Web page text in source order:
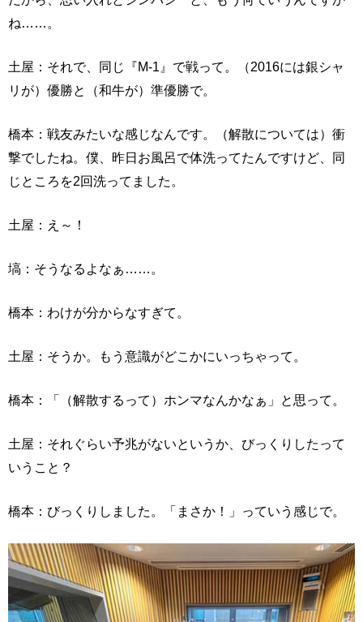
ね……。
土屋：それで、同じ『M-1』で戦って。（2016には銀シャ
リが）優勝と（和牛が）準優勝で。
橋本：戦友みたいな感じなんです。（解散については）衝
撃でしたね。僕、昨日お風呂で体洗ってたんですけど、同
じところを2回洗ってました。
土屋：え～！
塙：そうなるよなぁ……。
橋本：わけが分からなすぎて。
土屋：そうか。もう意識がどこかにいっちゃって。
橋本：「（解散するって）ホンマなんかなぁ」と思って。
土屋：それぐらい予兆がないというか、びっくりしたって
いうこと？
橋本：びっくりしました。「まさか！」っていう感じで。